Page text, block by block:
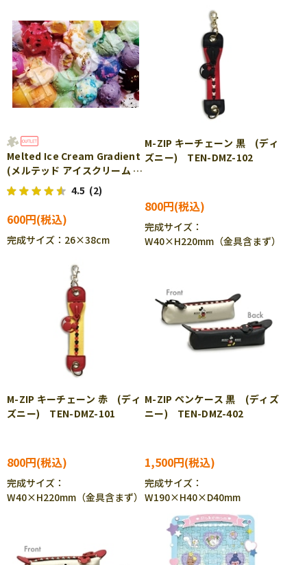
Melted Ice Cream Gradient
(メルテッド アイスクリーム グ
ラディエント) (Brittany
Wright) 300ピース ジグソ
ーパズル EPO-26-356s
4.5 (2)
600円
完成サイズ：26×38cm
M-ZIP キーチェーン 黒 (ディ
ズニー) TEN-DMZ-102
800円
完成サイズ：
W40×H220mm（金具含まず）
M-ZIP キーチェーン 赤 (ディ
ズニー) TEN-DMZ-101
800円
完成サイズ：
W40×H220mm（金具含まず）
M-ZIP ペンケース 黒 (ディズ
ニー) TEN-DMZ-402
1,500円
完成サイズ：
W190×H40×D40mm